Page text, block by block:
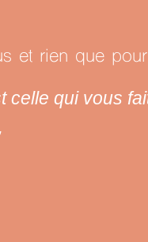
et rien que
celle qui vous